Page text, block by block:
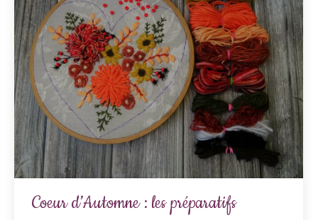
Coeur d’Automne : les préparatifs